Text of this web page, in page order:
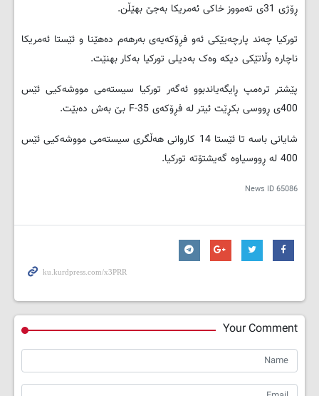
ڕۆژی 31ی تەمووز خاکی ئەمریکا بەجێ بهێڵن.
تورکیا چەند پارچەیێکی ئەو فڕۆکەیەی بەرهەم دەهێنا و ئێستا ئەمریکا
ناچارە وڵاتێکی دیکە وەک بەدیلی تورکیا بەکار بهنێت.
پێشتر ترەمپ ڕایگەیاندبوو ئەگەر تورکیا سیستەمی مووشەکیی ئێس
400ی ڕووسی بکڕێت ئیتر لە فڕۆکەی F-35 بێ بەش دەبێت.
شایانی باسە تا ئێستا 14 کاروانی هەڵگری سیستەمی مووشەکیی ئێس
400 لە ڕووسیاوە گەیشتۆتە تورکیا.
News ID65086
Your Comment